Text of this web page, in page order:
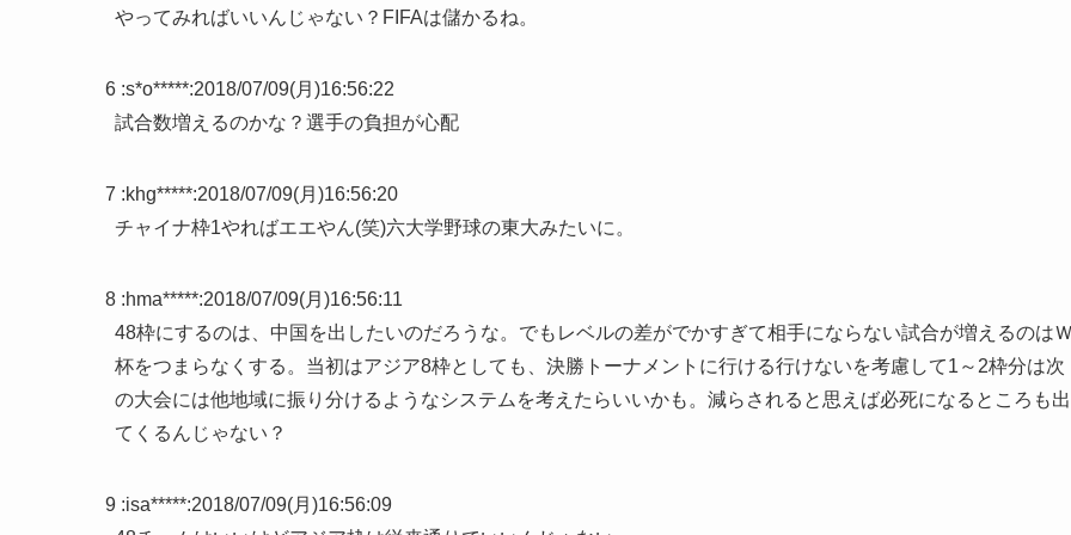
やってみればいいんじゃない？FIFAは儲かるね。
6 :s*o*****:2018/07/09(月)16:56:22
試合数増えるのかな？選手の負担が心配
7 :khg*****:2018/07/09(月)16:56:20
チャイナ枠1やればエエやん(笑)六大学野球の東大みたいに。
8 :hma*****:2018/07/09(月)16:56:11
48枠にするのは、中国を出したいのだろうな。でもレベルの差がでかすぎて相手にならない試合が増えるのは
杯をつまらなくする。当初はアジア8枠としても、決勝トーナメントに行ける行けないを考慮して1～2枠分は次
の大会には他地域に振り分けるようなシステムを考えたらいいかも。減らされると思えば必死になるところも出
てくるんじゃない？
9 :isa*****:2018/07/09(月)16:56:09